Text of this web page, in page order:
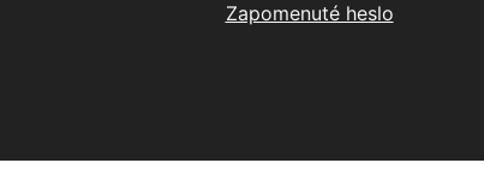
Zapomenuté heslo